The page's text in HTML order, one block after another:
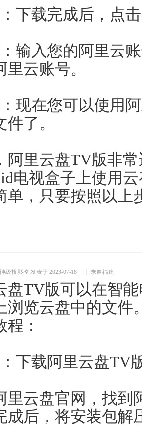
下载完成后，点
输入您的阿里云
里云账号。
现在您可以使用
了。
阿里云盘TV版非
电视盒子上使用
单，只要按照以上
级投影控 发表于 2023-07-18 来自福建
盘TV版可以在智
浏览云盘中的文件
程：
下载阿里云盘TV
里云盘官网，找到
成后，将安装包解